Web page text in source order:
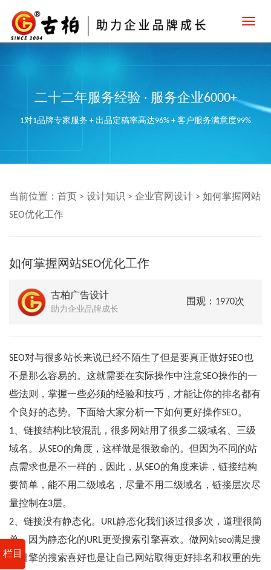
二十二年服务经验 · 服务企业6000+
1对1品牌专家服务 + 出品定稿率高达96% + 客户服务满意度99%
栏目
当前位置： 首页 > 设计知识 > 企业官网设计 > 如何掌握网站
SEO优化工作
如何掌握网站SEO优化工作
古柏广告设计
助力企业品牌成长
围观：1970次
SEO对与很多站长来说已经不陌生了但是要真正做好SEO也
不是那么容易的。这就需要在实际操作中注意SEO操作的一
些法则，掌握一些必须的经验和技巧，才能让你的排名都有
个良好的态势。下面给大家分析一下如何更好操作SEO。
1、链接结构比较混乱，很多网站用了很多二级域名、三级
域名。从SEO的角度，这样做是很致命的。但因为不同的站
点需求也是不一样的，因此，从SEO的角度来讲，链接结构
要简单，能不用二级域名，尽量不用二级域名，链接层次尽
量控制在3层。
2、链接没有静态化。URL静态化我们谈过很多次，道理很简
单，因为静态化的URL更受搜索引擎喜欢。做网站seo满足搜
索引擎的搜索喜好也是让自己网站取得更好排名和权重的先